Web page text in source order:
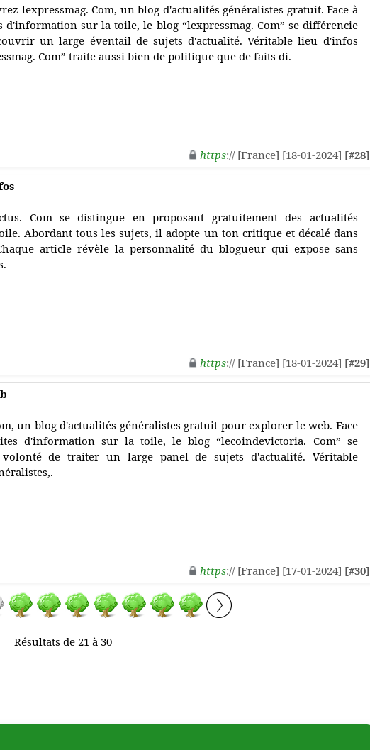
lexpressmag. Com, un blog d'actualités généralistes gratuit. Face à
d'information sur la toile, le blog “lexpressmag. Com” se différencie
un large éventail de sujets d'actualité. Véritable lieu d'infos
Com” traite aussi bien de politique que de faits di.
https:// [France] [18-01-2024] [#28]
Com se distingue en proposant gratuitement des actualités
Abordant tous les sujets, il adopte un ton critique et décalé dans
article révèle la personnalité du blogueur qui expose sans
https:// [France] [18-01-2024] [#29]
un blog d'actualités généralistes gratuit pour explorer le web. Face
d'information sur la toile, le blog “lecoindevictoria. Com” se
de traiter un large panel de sujets d'actualité. Véritable
https:// [France] [17-01-2024] [#30]
Résultats de 21 à 30